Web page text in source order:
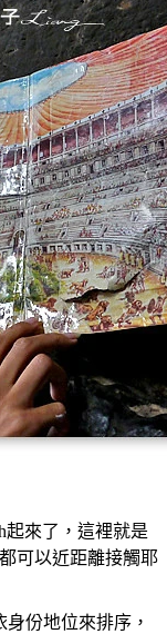
起來了，這裡就是
可以近距離接觸耶
份地位來排序，